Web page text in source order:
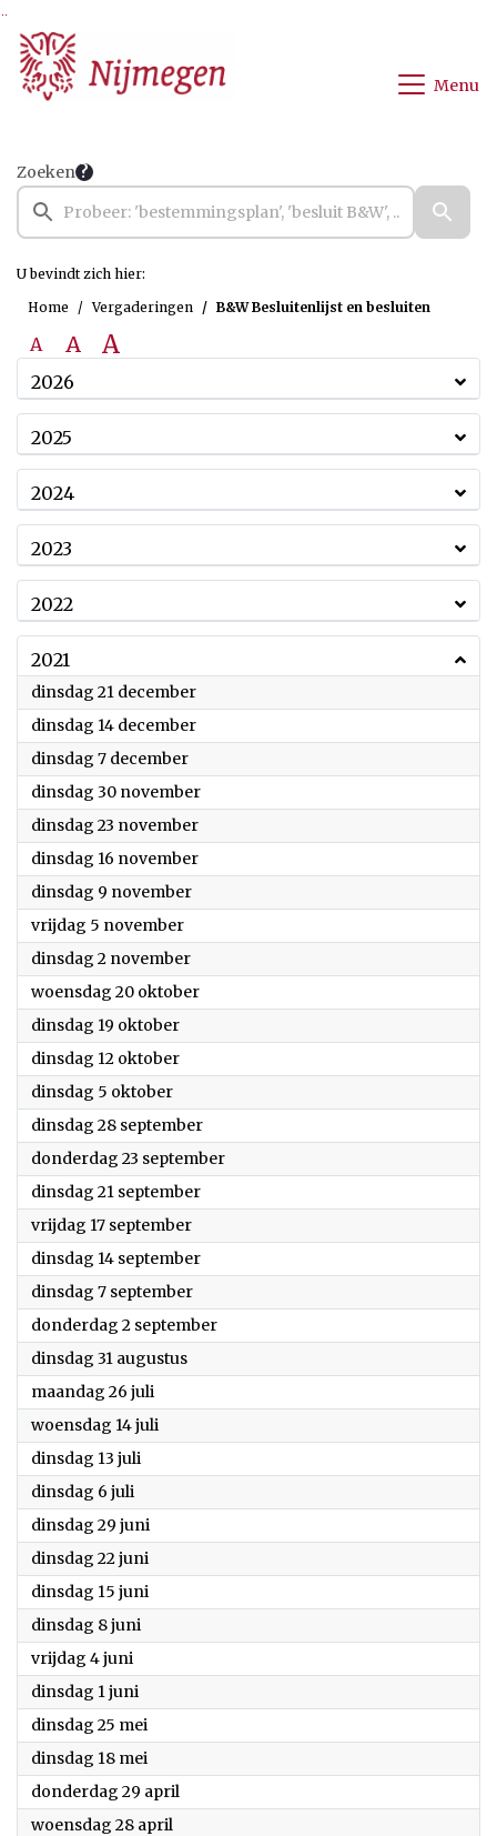
Menu
Zoeken
U bevindt zich hier:
Home
Vergaderingen B&W Besluitenlijst en besluiten
A A A
2026
2025
2024
2023
2022
2021
dinsdag 21 december2021
dinsdag 14 december2021
dinsdag 7 december2021
dinsdag 30 november2021
dinsdag 23 november2021
dinsdag 16 november2021
dinsdag 9 november2021
vrijdag 5 november2021
dinsdag 2 november2021
woensdag 20 oktober2021
dinsdag 19 oktober2021
dinsdag 12 oktober2021
dinsdag 5 oktober2021
dinsdag 28 september2021
donderdag 23 september2021
dinsdag 21 september2021
vrijdag 17 september2021
dinsdag 14 september2021
dinsdag 7 september2021
donderdag 2 september2021
dinsdag 31 augustus2021
maandag 26 juli
woensdag 14 juli
dinsdag 13 juli
dinsdag 6 juli
dinsdag 29 juni
dinsdag 22 juni
dinsdag 15 juni
dinsdag 8 juni
vrijdag 4 juni
dinsdag 1 juni
dinsdag 25 mei
dinsdag 18 mei
donderdag 29 april
woensdag 28 april